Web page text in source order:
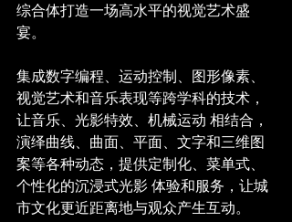
综合体打造一场高水平的视觉艺术盛
宴。
集成数字编程、运动控制、图形像素、
视觉艺术和音乐表现等跨学科的技术，
让音乐、光影特效、机械运动 相结合，
演绎曲线、曲面、平面、文字和三维图
案等各种动态，提供定制化、菜单式、
个性化的沉浸式光影 体验和服务，让城
市文化更近距离地与观众产生互动。